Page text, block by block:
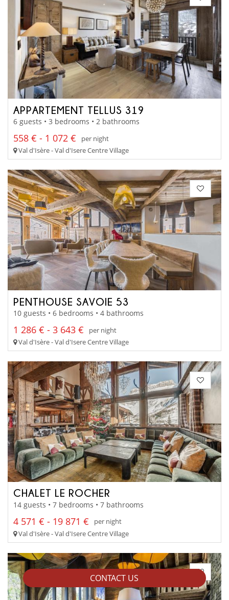
CONTACT US
APPARTEMENT TELLUS 319
6 guests • 3 bedrooms • 2 bathrooms
558 € - 1 072 €
per night
Val d'Isère - Val d'Isere Centre Village
PENTHOUSE SAVOIE 53
10 guests • 6 bedrooms • 4 bathrooms
1 286 € - 3 643 €
per night
Val d'Isère - Val d'Isere Centre Village
CHALET LE ROCHER
14 guests • 7 bedrooms • 7 bathrooms
4 571 € - 19 871 €
per night
Val d'Isère - Val d'Isere Centre Village